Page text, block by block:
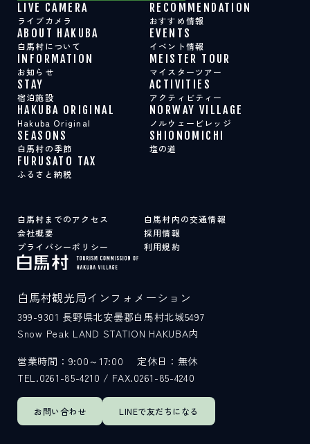
LIVE CAMERA
ライブカメラ
RECOMMENDATION
おすすめ情報
ABOUT HAKUBA
白馬村について
EVENTS
イベント情報
INFORMATION
お知らせ
MEISTER TOUR
マイスターツアー
STAY
宿泊施設
ACTIVITIES
アクティビティー
HAKUBA ORIGINAL
Hakuba Original
NORWAY VILLAGE
ノルウェービレッジ
SEASONS
白馬村の季節
SHIONOMICHI
塩の道
FURUSATO TAX
ふるさと納税
白馬村までのアクセス
白馬村内の交通情報
会社概要
採用情報
プライバシーポリシー
利用規約
お問い合わせ LINEで友だちになる
白馬村観光局インフォメーション
399-9301 長野県北安曇郡白馬村北城5497
Snow Peak LAND STATION HAKUBA内
営業時間：9:00～17:00
定休日：無休
TEL.0261-85-4210 / FAX.0261-85-4240